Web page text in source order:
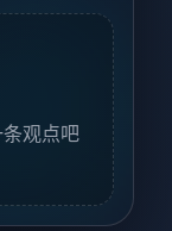
观点吧